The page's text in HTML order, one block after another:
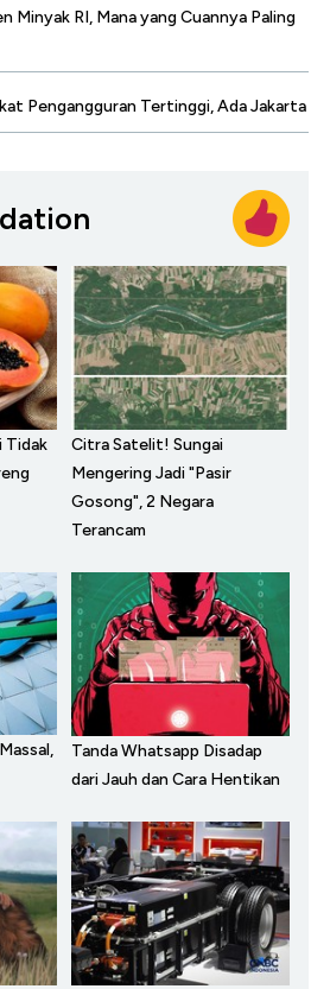
Minyak RI, Mana yang Cuannya Paling
Pengangguran Tertinggi, Ada Jakarta
Tidak
Citra Satelit! Sungai
Mengering Jadi "Pasir
Gosong", 2 Negara
Terancam
Tanda Whatsapp Disadap
dari Jauh dan Cara Hentikan